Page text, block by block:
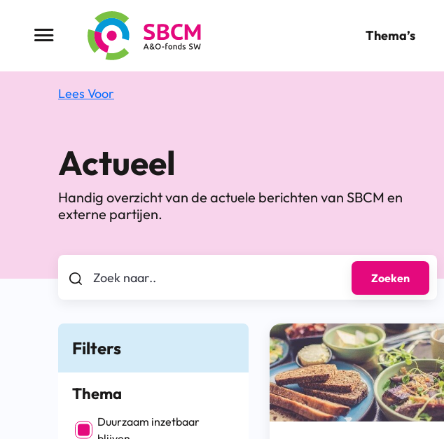
Menu button Thema’s
Lees Voor
Actueel
Handig overzicht van de actuele berichten van SBCM en
externe partijen.
Zoek naar..
Zoeken
Filters
Thema
Filter op Thema
Duurzaam inzetbaar